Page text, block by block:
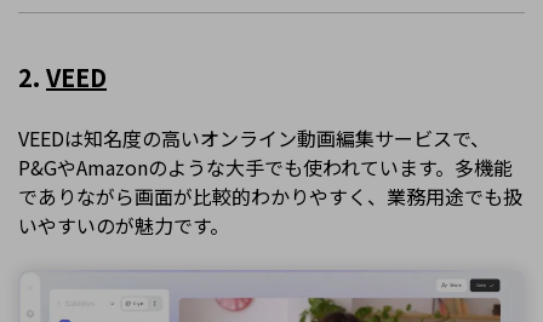
2. VEED
VEEDは知名度の高いオンライン動画編集サービスで、
P&GやAmazonのような大手でも使われています。多機能
でありながら画面が比較的わかりやすく、業務用途でも扱
いやすいのが魅力です。